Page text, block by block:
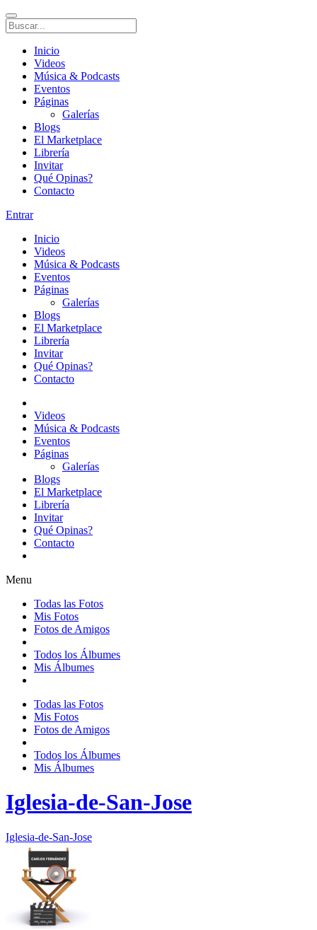
Inicio
Videos
Música & Podcasts
Eventos
Páginas
Galerías
Blogs
El Marketplace
Librería
Invitar
Qué Opinas?
Contacto
Entrar
Inicio
Videos
Música & Podcasts
Eventos
Páginas
Galerías
Blogs
El Marketplace
Librería
Invitar
Qué Opinas?
Contacto
Videos
Música & Podcasts
Eventos
Páginas
Galerías
Blogs
El Marketplace
Librería
Invitar
Qué Opinas?
Contacto
Menu
Todas las Fotos
Mis Fotos
Fotos de Amigos
Todos los Álbumes
Mis Álbumes
Todas las Fotos
Mis Fotos
Fotos de Amigos
Todos los Álbumes
Mis Álbumes
Iglesia-de-San-Jose
Iglesia-de-San-Jose